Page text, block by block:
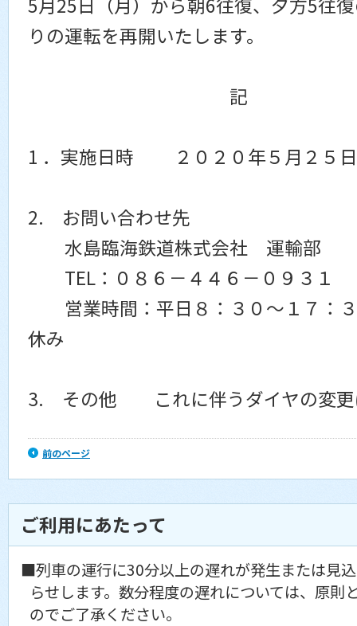
りの運転を再開いたします。
記
1 ．実施日時 ２０２０年５月２５日
2. お問い合わせ先
水島臨海鉄道株式会社 運輸部
TEL：０８６－４４６－０９３１
営業時間：平日８：３０～１７：
休み
3. その他 これに伴うダイヤの変更
前のページ
ご利用にあたって
■列車の運行に30分以上の遅れが発生または見
らせします。数分程度の遅れについては、原則
のでご了承ください。